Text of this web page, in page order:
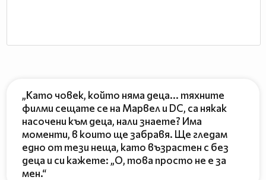
„Като човек, който няма деца... тяхните
филми сещате се на Марвел и DC, са някак
насочени към деца, нали знаете? Има
моменти, в които ще забравя. Ще гледам
едно от тези неща, като възрастен с без
деца и си кажете: „О, това просто не е за
мен.“